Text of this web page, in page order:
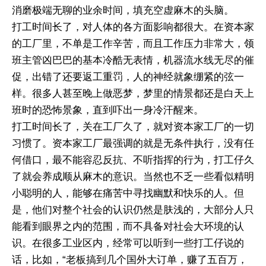
消磨极端无聊的业余时间，填充空虚麻木的头脑。
打工时间长了，对人体的各方面影响都很大。在资本家
的工厂里，不单是工作辛苦，而且工作压力非常大，领
班主管凶巴巴的基本冷酷无表情，机器流水线无尽的催
促，出错了还要返工重罚，人的神经就象绷紧的弦一
样。很多人甚至晚上做恶梦，梦里的情景都还是白天上
班时的恐怖景象，直到吓出一身冷汗醒来。
打工时间长了，关在工厂久了，就对资本家工厂的一切
习惯了。资本家工厂最强调的就是无条件执行，没有任
何借口，最不能容忍反抗、不听指挥的行为，打工仔久
了就会养成顺从麻木的意识。当然也不乏一些看似精明
小聪明的人，能够在痛苦中寻找幽默和快乐的人。但
是，他们对整个社会的认识仍然是肤浅的，大部分人只
能看到眼界之内的范围，而不具备对社会大环境的认
识。在很多工业区内，经常可以听到一些打工仔说的
话，比如，“老板搞到几个国外大订单，赚了五百万，